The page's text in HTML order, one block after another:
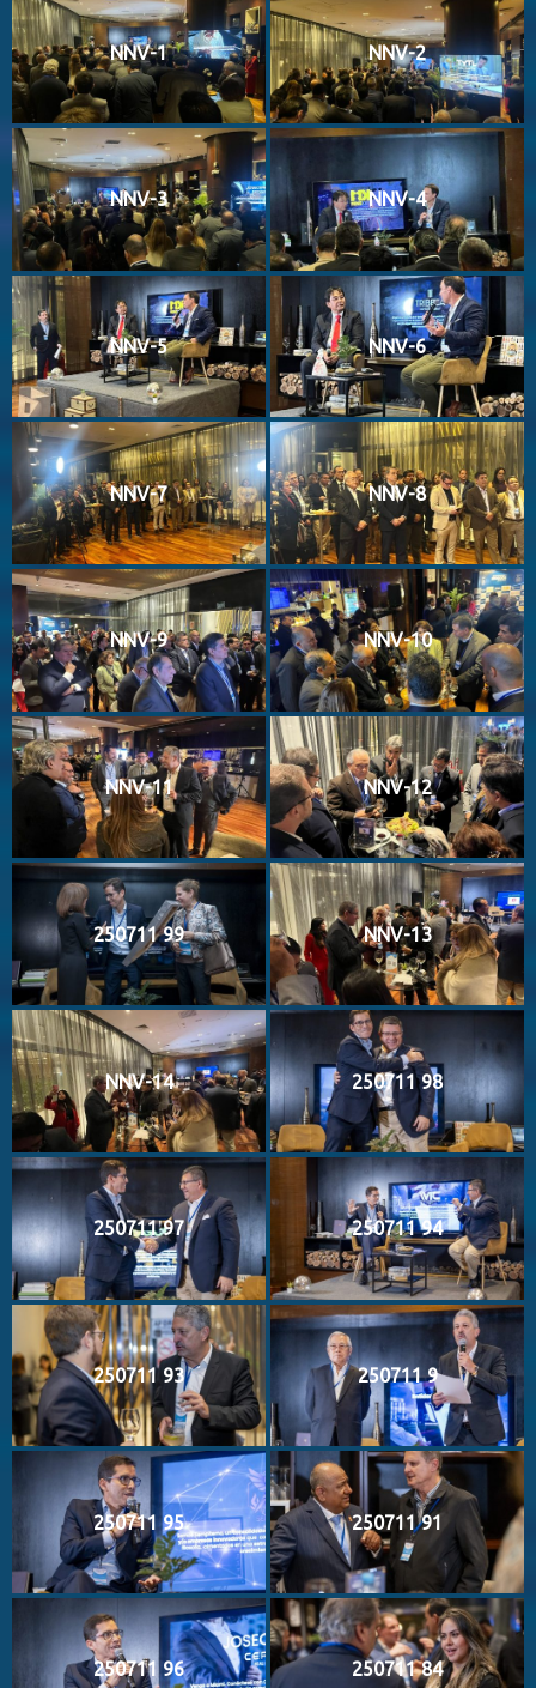
NNV-1 NNV-2
NNV-3 NNV-4
NNV-5 NNV-6
NNV-7 NNV-8
NNV-9 NNV-10
NNV-11 NNV-12
250711 99 NNV-13
NNV-14 250711 98
250711 97 250711 94
250711 93 250711 9
250711 95 250711 91
250711 96 250711 84